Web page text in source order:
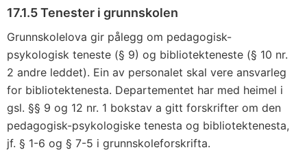
17.1.5 Tenester i grunnskolen
Grunnskolelova gir pålegg om pedagogisk-
psykologisk teneste (§ 9) og bibliotekteneste (§ 10 nr.
2 andre leddet). Ein av personalet skal vere ansvarleg
for bibliotektenesta. Departementet har med heimel i
gsl. §§ 9 og 12 nr. 1 bokstav a gitt forskrifter om den
pedagogisk-psykologiske tenesta og bibliotektenesta,
jf. § 1-6 og § 7-5 i grunnskoleforskrifta.